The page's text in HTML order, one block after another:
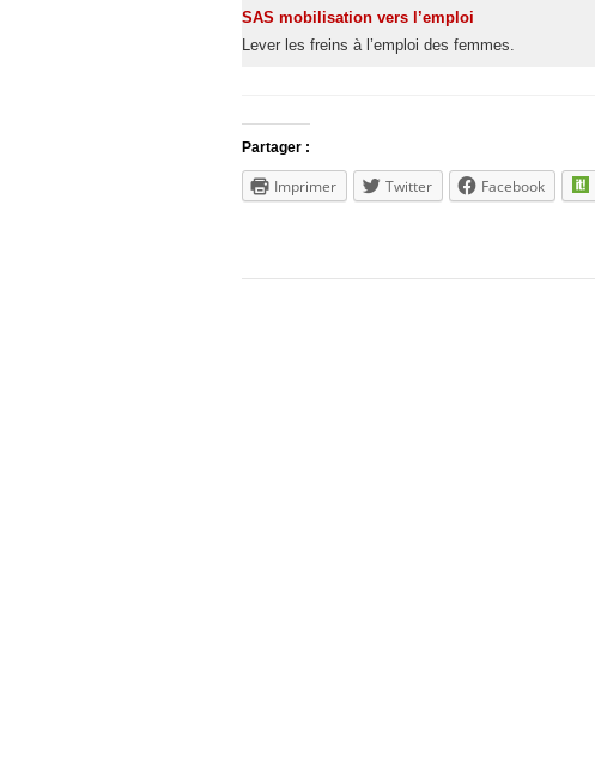
SAS mobilisation vers l’emploi
Lever les freins à l’emploi des femmes.
Partager :
Imprimer Twitter Facebook